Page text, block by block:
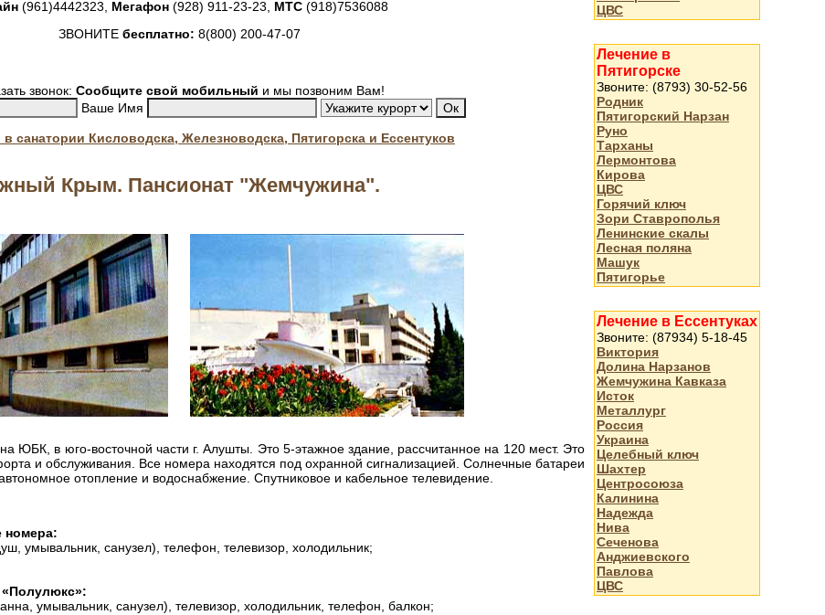
(961)4442323, Мегафон (928) 911-23-23, МТС (918)7536088
ЗВОНИТЕ бесплатно: 8(800) 200-47-07
звонок: Сообщите свой мобильный и мы позвоним Вам!
Ваше Имя
в санатории Кисловодска, Железноводска, Пятигорска и Ессентуков
Крым. Пансионат "Жемчужина".
ЮБК, в юго-восточной части г. Алушты. Это 5-этажное здание, рассчитанное на 120 мест. Это
и обслуживания. Все номера находятся под охранной сигнализацией. Солнечные батареи
отопление и водоснабжение. Спутниковое и кабельное телевидение.
номера:
умывальник, санузел), телефон, телевизор, холодильник;
«Полулюкс»:
умывальник, санузел), телевизор, холодильник, телефон, балкон;
ЦВС
Лечение в
Пятигорске
Звоните: (8793) 30-52-56
Родник
Пятигорский Нарзан
Руно
Тарханы
Лермонтова
Кирова
ЦВС
Горячий ключ
Зори Ставрополья
Ленинские скалы
Лесная поляна
Машук
Пятигорье
Лечение в Ессентуках
Звоните: (87934) 5-18-45
Виктория
Долина Нарзанов
Жемчужина Кавказа
Исток
Металлург
Россия
Украина
Целебный ключ
Шахтер
Центросоюза
Калинина
Надежда
Нива
Сеченова
Анджиевского
Павлова
ЦВС